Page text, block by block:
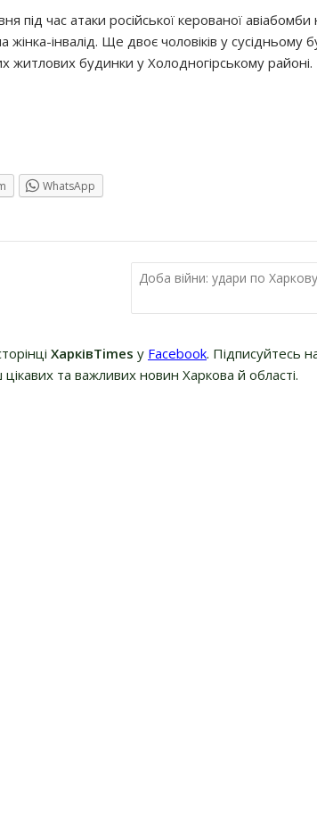
під час атаки російської керованої авіабомби
жінка-інвалід. Ще двоє чоловіків у
житлових будинки у Холодногірському районі.
WhatsApp
Доба війни: удари по
ХарківTimes у Facebook. Підписуйтесь
та важливих новин Харкова й області.